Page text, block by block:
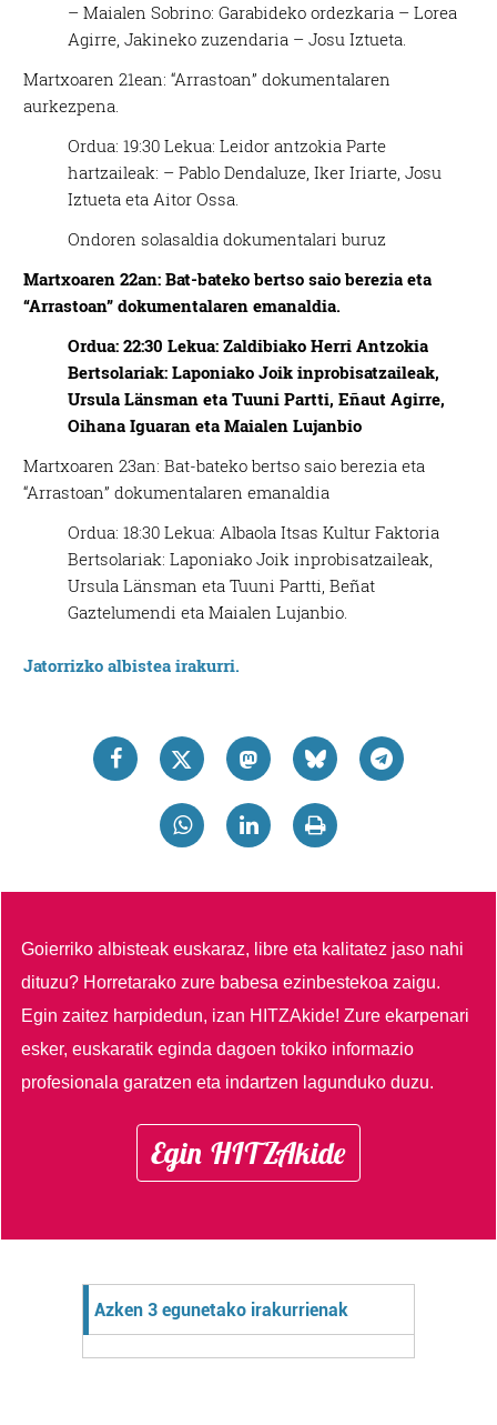
– Maialen Sobrino: Garabideko ordezkaria – Lorea
Agirre, Jakineko zuzendaria – Josu Iztueta.
Martxoaren 21ean: “Arrastoan” dokumentalaren
aurkezpena.
Ordua: 19:30 Lekua: Leidor antzokia Parte
hartzaileak: – Pablo Dendaluze, Iker Iriarte, Josu
Iztueta eta Aitor Ossa.
Ondoren solasaldia dokumentalari buruz
Martxoaren 22an: Bat-bateko bertso saio berezia eta
“Arrastoan” dokumentalaren emanaldia.
Ordua: 22:30 Lekua: Zaldibiako Herri Antzokia
Bertsolariak: Laponiako Joik inprobisatzaileak,
Ursula Länsman eta Tuuni Partti, Eñaut Agirre,
Oihana Iguaran eta Maialen Lujanbio
Martxoaren 23an: Bat-bateko bertso saio berezia eta
“Arrastoan” dokumentalaren emanaldia
Ordua: 18:30 Lekua: Albaola Itsas Kultur Faktoria
Bertsolariak: Laponiako Joik inprobisatzaileak,
Ursula Länsman eta Tuuni Partti, Beñat
Gaztelumendi eta Maialen Lujanbio.
Jatorrizko albistea irakurri.
Goierriko albisteak euskaraz, libre eta kalitatez jaso nahi
dituzu? Horretarako zure babesa ezinbestekoa zaigu.
Egin zaitez harpidedun, izan HITZAkide!Zure ekarpenari
esker, euskaratik eginda dagoen tokiko informazio
profesionala garatzen eta indartzen lagunduko duzu.
Egin HITZAkide
Azken 3 egunetako irakurrienak